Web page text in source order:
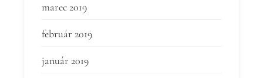
marec 2019
február 2019
január 2019